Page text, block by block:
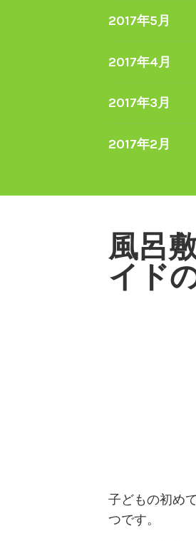
2017年5月
2017年4月
2017年3月
2017年2月
風呂
イド
子どもの初め
つです。